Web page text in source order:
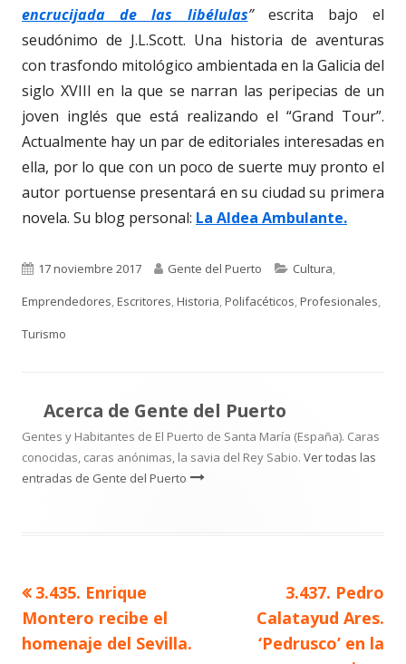
encrucijada de las libélulas” escrita bajo el
seudónimo de J.L.Scott. Una historia de aventuras
con trasfondo mitológico ambientada en la Galicia del
siglo XVIII en la que se narran las peripecias de un
joven inglés que está realizando el “Grand Tour”.
Actualmente hay un par de editoriales interesadas en
ella, por lo que con un poco de suerte muy pronto el
autor portuense presentará en su ciudad su primera
novela. Su blog personal: La Aldea Ambulante.
Publicado
el
17 noviembre 2017 Autor
Gente del Puerto Categorías
Cultura
Emprendedores Escritores Historia Polifacéticos Profesionales
Turismo
Acerca de Gente del Puerto
Gentes y Habitantes de El Puerto de Santa María (España). Caras
conocidas, caras anónimas, la savia del Rey Sabio. Ver todas las
entradas de Gente del Puerto
Navegación
de
Artículo
anterior
3.435. Enrique
Montero recibe el
homenaje del Sevilla.
Artículo
siguiente
3.437. Pedro
Calatayud Ares.
‘Pedrusco’ en la